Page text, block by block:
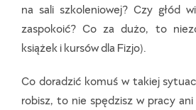
na sali szkoleniowej? Czy głód
zaspokoić? Co za dużo, to
książek i kursów dla Fizjo).
Co doradzić komuś w takiej
robisz, to nie spędzisz w pracy